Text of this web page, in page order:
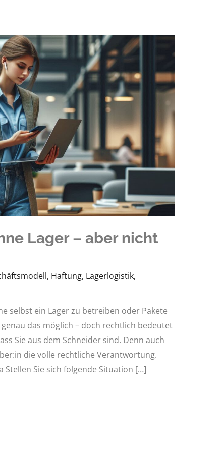
Lager – aber nicht
, Haftung, Lagerlogistik,
selbst ein Lager zu betreiben oder Pakete
das möglich – doch rechtlich bedeutet
Sie aus dem Schneider sind. Denn auch
die volle rechtliche Verantwortung.
Stellen Sie sich folgende Situation […]